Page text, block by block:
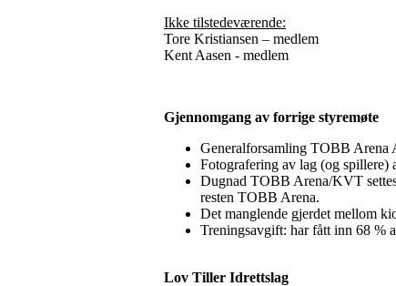
Ikke tilstedeværende:
Tore Kristiansen – medlem
Kent Aasen - medlem
Gjennomgang av forrige styremøte
Generalforsamling TOBB Arena
Fotografering av lag (og spillere)
Dugnad TOBB Arena/KVT
resten TOBB Arena.
Det manglende gjerdet mellom
Treningsavgift: har fått inn 68 %
Lov Tiller Idrettslag